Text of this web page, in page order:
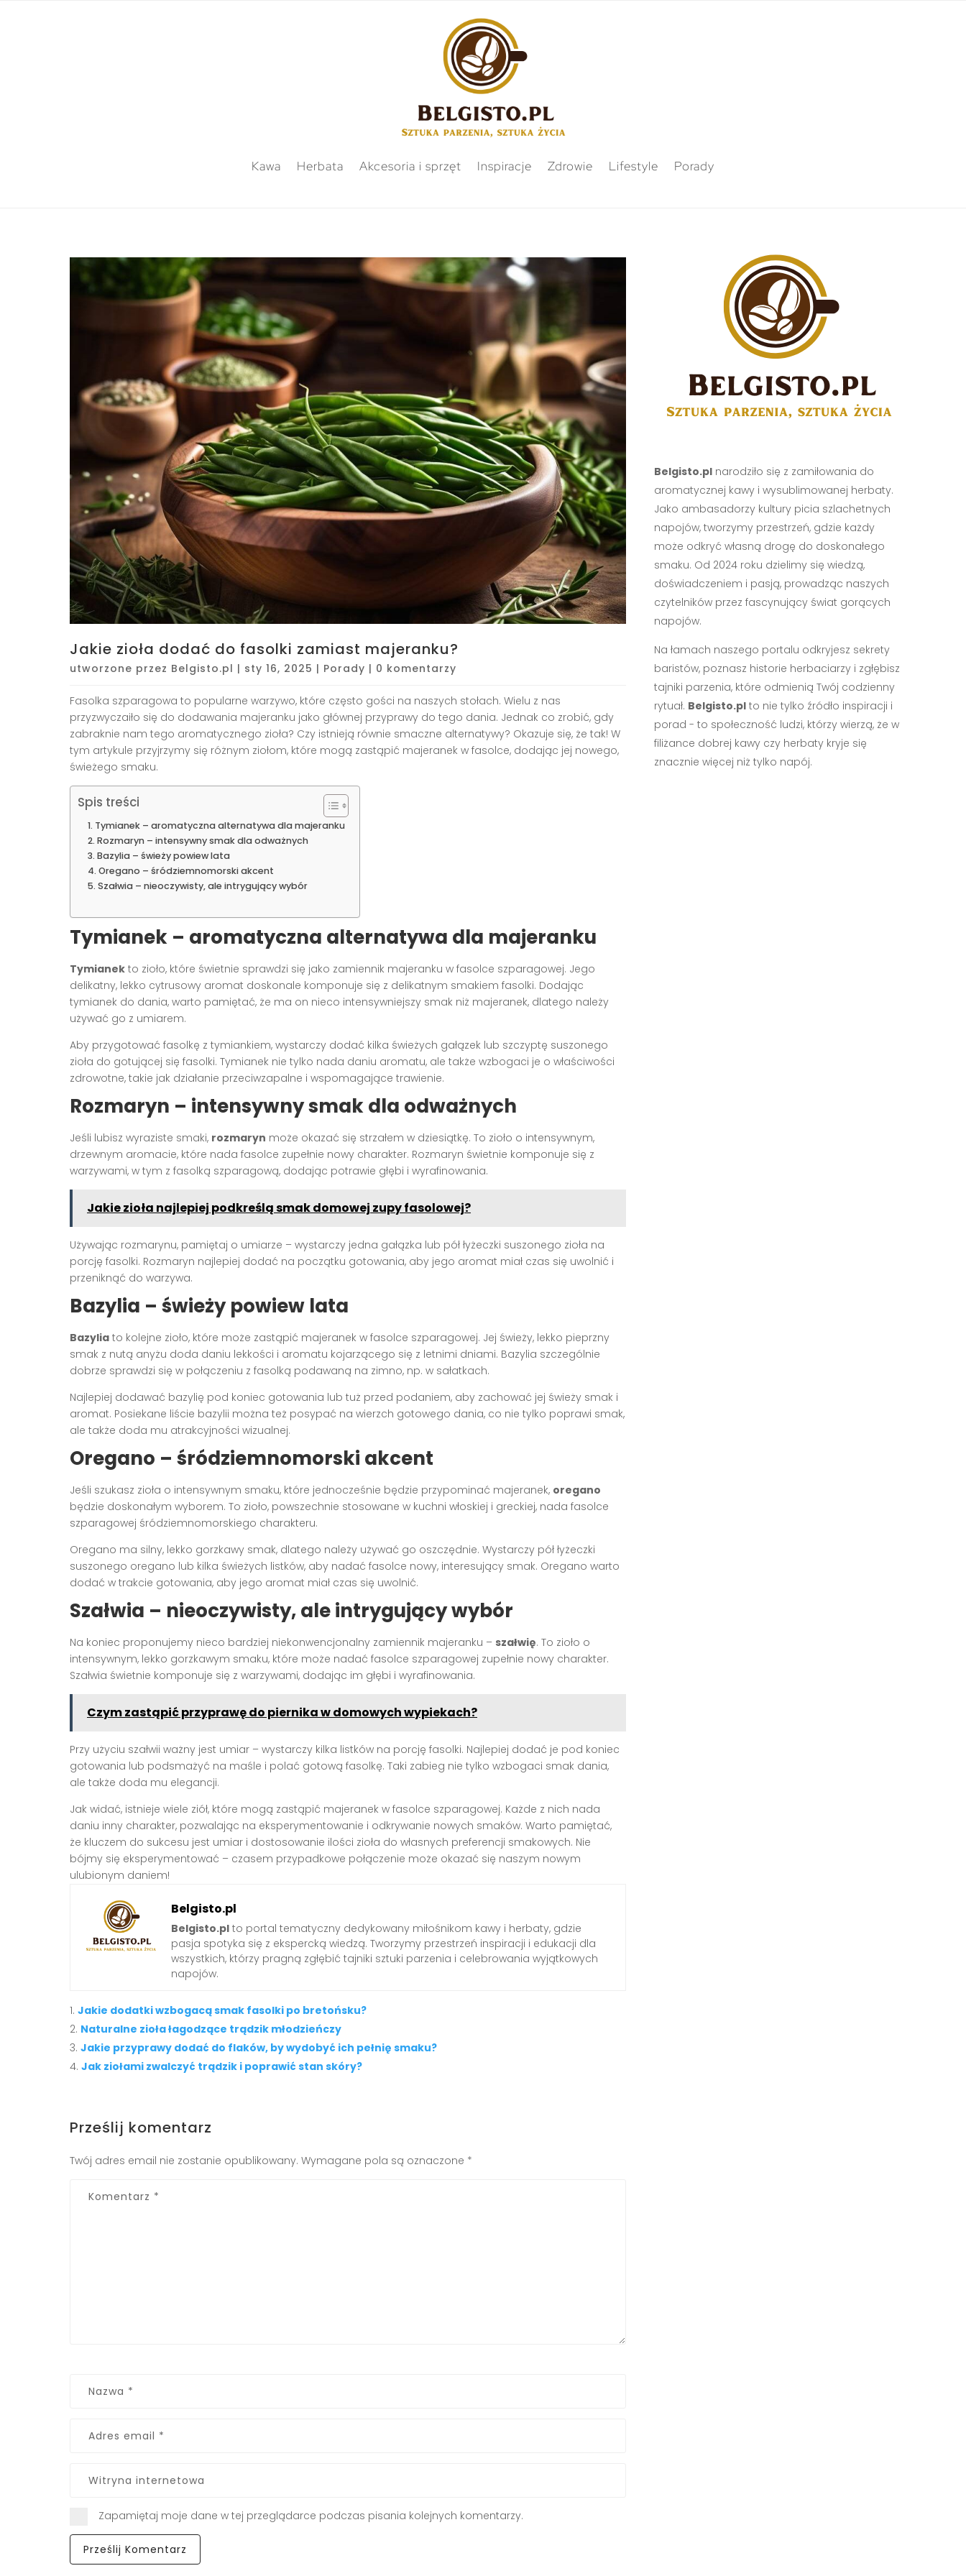
Kawa Herbata Akcesoria i sprzęt Inspiracje Zdrowie Lifestyle Porady
Jakie zioła dodać do fasolki zamiast majeranku?
utworzone przez Belgisto.pl | sty 16, 2025 | Porady | 0 komentarzy
Fasolka szparagowa to popularne warzywo, które często gości na naszych stołach. Wielu z nas
przyzwyczaiło się do dodawania majeranku jako głównej przyprawy do tego dania. Jednak co zrobić, gdy
zabraknie nam tego aromatycznego zioła? Czy istnieją równie smaczne alternatywy? Okazuje się, że tak! W
tym artykule przyjrzymy się różnym ziołom, które mogą zastąpić majeranek w fasolce, dodając jej nowego,
świeżego smaku.
Spis treści
Tymianek – aromatyczna alternatywa dla majeranku
Rozmaryn – intensywny smak dla odważnych
Bazylia – świeży powiew lata
Oregano – śródziemnomorski akcent
Szałwia – nieoczywisty, ale intrygujący wybór
Tymianek – aromatyczna alternatywa dla majeranku
Tymianek to zioło, które świetnie sprawdzi się jako zamiennik majeranku w fasolce szparagowej. Jego
delikatny, lekko cytrusowy aromat doskonale komponuje się z delikatnym smakiem fasolki. Dodając
tymianek do dania, warto pamiętać, że ma on nieco intensywniejszy smak niż majeranek, dlatego należy
używać go z umiarem.
Aby przygotować fasolkę z tymiankiem, wystarczy dodać kilka świeżych gałązek lub szczyptę suszonego
zioła do gotującej się fasolki. Tymianek nie tylko nada daniu aromatu, ale także wzbogaci je o właściwości
zdrowotne, takie jak działanie przeciwzapalne i wspomagające trawienie.
Rozmaryn – intensywny smak dla odważnych
Jeśli lubisz wyraziste smaki, rozmaryn może okazać się strzałem w dziesiątkę. To zioło o intensywnym,
drzewnym aromacie, które nada fasolce zupełnie nowy charakter. Rozmaryn świetnie komponuje się z
warzywami, w tym z fasolką szparagową, dodając potrawie głębi i wyrafinowania.
Jakie zioła najlepiej podkreślą smak domowej zupy fasolowej?
Używając rozmarynu, pamiętaj o umiarze – wystarczy jedna gałązka lub pół łyżeczki suszonego zioła na
porcję fasolki. Rozmaryn najlepiej dodać na początku gotowania, aby jego aromat miał czas się uwolnić i
przeniknąć do warzywa.
Bazylia – świeży powiew lata
Bazylia to kolejne zioło, które może zastąpić majeranek w fasolce szparagowej. Jej świeży, lekko pieprzny
smak z nutą anyżu doda daniu lekkości i aromatu kojarzącego się z letnimi dniami. Bazylia szczególnie
dobrze sprawdzi się w połączeniu z fasolką podawaną na zimno, np. w sałatkach.
Najlepiej dodawać bazylię pod koniec gotowania lub tuż przed podaniem, aby zachować jej świeży smak i
aromat. Posiekane liście bazylii można też posypać na wierzch gotowego dania, co nie tylko poprawi smak,
ale także doda mu atrakcyjności wizualnej.
Oregano – śródziemnomorski akcent
Jeśli szukasz zioła o intensywnym smaku, które jednocześnie będzie przypominać majeranek, oregano
będzie doskonałym wyborem. To zioło, powszechnie stosowane w kuchni włoskiej i greckiej, nada fasolce
szparagowej śródziemnomorskiego charakteru.
Oregano ma silny, lekko gorzkawy smak, dlatego należy używać go oszczędnie. Wystarczy pół łyżeczki
suszonego oregano lub kilka świeżych listków, aby nadać fasolce nowy, interesujący smak. Oregano warto
dodać w trakcie gotowania, aby jego aromat miał czas się uwolnić.
Szałwia – nieoczywisty, ale intrygujący wybór
Na koniec proponujemy nieco bardziej niekonwencjonalny zamiennik majeranku – szałwię. To zioło o
intensywnym, lekko gorzkawym smaku, które może nadać fasolce szparagowej zupełnie nowy charakter.
Szałwia świetnie komponuje się z warzywami, dodając im głębi i wyrafinowania.
Czym zastąpić przyprawę do piernika w domowych wypiekach?
Przy użyciu szałwii ważny jest umiar – wystarczy kilka listków na porcję fasolki. Najlepiej dodać je pod koniec
gotowania lub podsmażyć na maśle i polać gotową fasolkę. Taki zabieg nie tylko wzbogaci smak dania,
ale także doda mu elegancji.
Jak widać, istnieje wiele ziół, które mogą zastąpić majeranek w fasolce szparagowej. Każde z nich nada
daniu inny charakter, pozwalając na eksperymentowanie i odkrywanie nowych smaków. Warto pamiętać,
że kluczem do sukcesu jest umiar i dostosowanie ilości zioła do własnych preferencji smakowych. Nie
bójmy się eksperymentować – czasem przypadkowe połączenie może okazać się naszym nowym
ulubionym daniem!
Belgisto.pl
Belgisto.pl to portal tematyczny dedykowany miłośnikom kawy i herbaty, gdzie
pasja spotyka się z ekspercką wiedzą. Tworzymy przestrzeń inspiracji i edukacji dla
wszystkich, którzy pragną zgłębić tajniki sztuki parzenia i celebrowania wyjątkowych
napojów.
Jakie dodatki wzbogacą smak fasolki po bretońsku?
Naturalne zioła łagodzące trądzik młodzieńczy
Jakie przyprawy dodać do flaków, by wydobyć ich pełnię smaku?
Jak ziołami zwalczyć trądzik i poprawić stan skóry?
Prześlij komentarz
Twój adres email nie zostanie opublikowany. Wymagane pola są oznaczone *
Zapamiętaj moje dane w tej przeglądarce podczas pisania kolejnych komentarzy.
Belgisto.plnarodziło się z zamiłowania do
aromatycznej kawy i wysublimowanej herbaty.
Jako ambasadorzy kultury picia szlachetnych
napojów, tworzymy przestrzeń, gdzie każdy
może odkryć własną drogę do doskonałego
smaku. Od 2024 roku dzielimy się wiedzą,
doświadczeniem i pasją, prowadząc naszych
czytelników przez fascynujący świat gorących
napojów.
Na łamach naszego portalu odkryjesz sekrety
baristów, poznasz historie herbaciarzy i zgłębisz
tajniki parzenia, które odmienią Twój codzienny
rytuał. Belgisto.plto nie tylko źródło inspiracji i
porad - to społeczność ludzi, którzy wierzą, że w
filiżance dobrej kawy czy herbaty kryje się
znacznie więcej niż tylko napój.